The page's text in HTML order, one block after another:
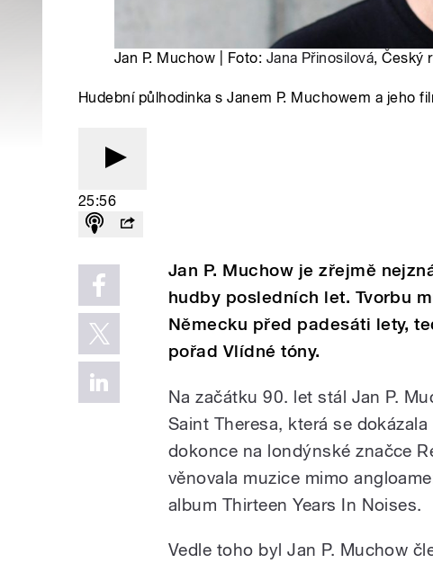
Jan P. Muchow | Foto: Jana Přinosilová, Český
Hudební půlhodinka s Janem P. Muchowem a jeho
25:56
Jan P. Muchow je zřejmě
hudby posledních let. Tvorbu
Německu před padesáti lety,
pořad Vlídné tóny.
Na začátku 90. let stál Jan P.
Saint Theresa, která se
dokonce na londýnské značce
věnovala muzice mimo
album Thirteen Years In Noises.
Vedle toho byl Jan P. Muchow